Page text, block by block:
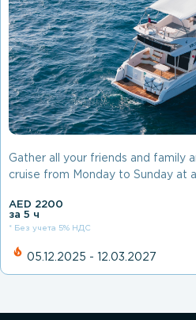
Gather all your friends and family
cruise from Monday to Sunday at
AED 2200
за 5 ч
* Без учета 5% НДС
05.12.2025 - 12.03.2027